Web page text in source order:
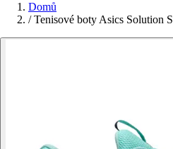
Domů
/ Tenisové boty Asics Solution